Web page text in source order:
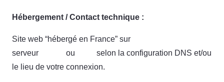
Hébergement / Contact technique :
Site web “hébergé en France” sur
serveur
ou
selon la configuration DNS et/ou
le lieu de votre connexion.